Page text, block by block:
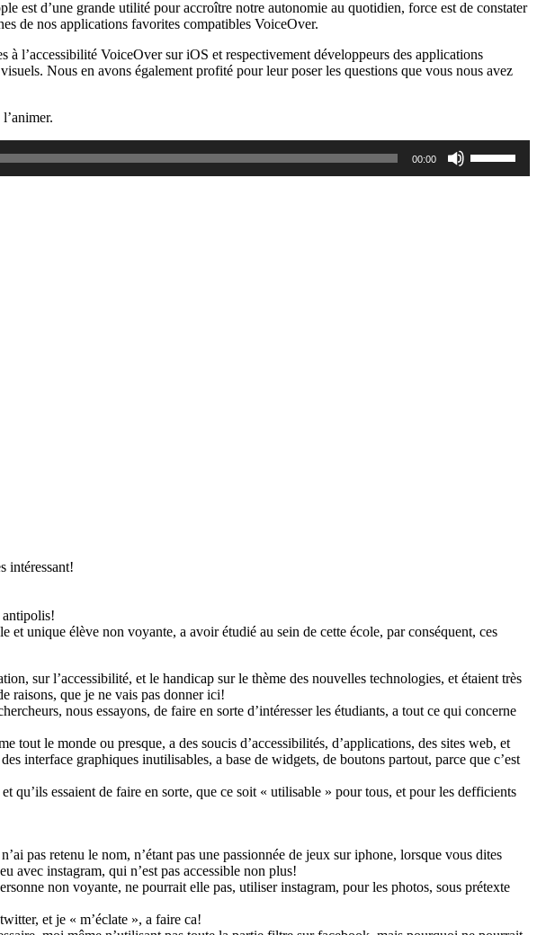
est d’une grande utilité pour accroître notre autonomie au quotidien, force est de constater
de nos applications favorites compatibles VoiceOver.
l’accessibilité VoiceOver sur iOS et respectivement développeurs des applications
Nous en avons également profité pour leur poser les questions que vous nous avez
00:00
les
flèches
intéressant!
antipolis!
et unique élève non voyante, a avoir étudié au sein de cette école, par conséquent, ces
sur l’accessibilité, et le handicap sur le thème des nouvelles technologies, et étaient très
raisons, que je ne vais pas donner ici!
nous essayons, de faire en sorte d’intéresser les étudiants, a tout ce qui concerne
le monde ou presque, a des soucis d’accessibilités, d’applications, des sites web, et
interface graphiques inutilisables, a base de widgets, de boutons partout, parce que c’est
qu’ils essaient de faire en sorte, que ce soit « utilisable » pour tous, et pour les defficients
pas retenu le nom, n’étant pas une passionnée de jeux sur iphone, lorsque vous dites
avec instagram, qui n’est pas accessible non plus!
non voyante, ne pourrait elle pas, utiliser instagram, pour les photos, sous prétexte
et je « m’éclate », a faire ca!